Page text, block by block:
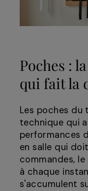
Poches :
qui fait la
Les poches du
technique qui
performances
en salle qui
commandes,
à chaque
s'accumulent